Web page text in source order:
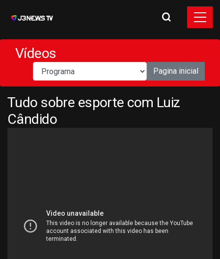
Vídeos
Pagina inicial
Tudo sobre esporte com Luiz
Cândido